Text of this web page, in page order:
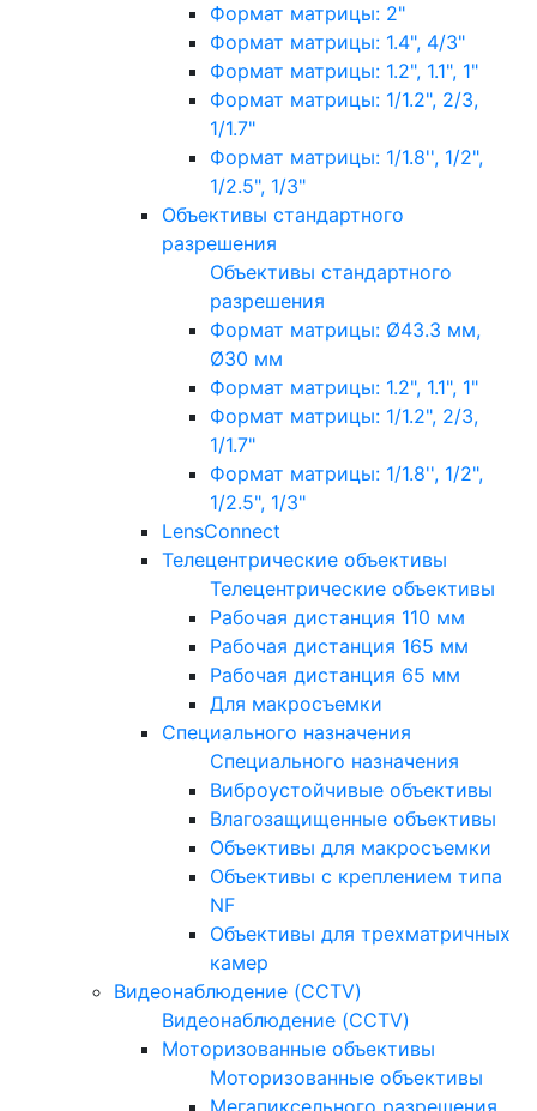
Формат матрицы: 2"
Формат матрицы: 1.4", 4/3"
Формат матрицы: 1.2", 1.1", 1"
Формат матрицы: 1/1.2", 2/3,
1/1.7"
Формат матрицы: 1/1.8'', 1/2",
1/2.5", 1/3"
Объективы стандартного
разрешения
Объективы стандартного
разрешения
Формат матрицы: Ø43.3 мм,
Ø30 мм
Формат матрицы: 1.2", 1.1", 1"
Формат матрицы: 1/1.2", 2/3,
1/1.7"
Формат матрицы: 1/1.8'', 1/2",
1/2.5", 1/3"
LensConnect
Телецентрические объективы
Телецентрические объективы
Рабочая дистанция 110 мм
Рабочая дистанция 165 мм
Рабочая дистанция 65 мм
Для макросъемки
Специального назначения
Специального назначения
Виброустойчивые объективы
Влагозащищенные объективы
Объективы для макросъемки
Объективы с креплением типа
NF
Объективы для трехматричных
камер
Видеонаблюдение (CCTV)
Видеонаблюдение (CCTV)
Моторизованные объективы
Моторизованные объективы
Мегапиксельного разрешения